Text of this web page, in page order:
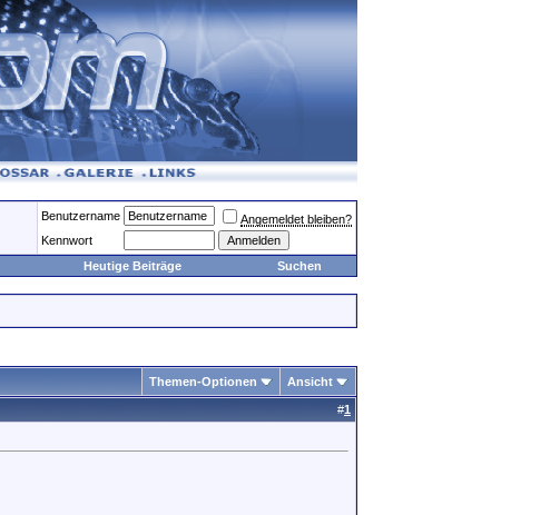
Benutzername
Angemeldet bleiben?
Kennwort
Heutige Beiträge Suchen
Themen-Optionen Ansicht
#1